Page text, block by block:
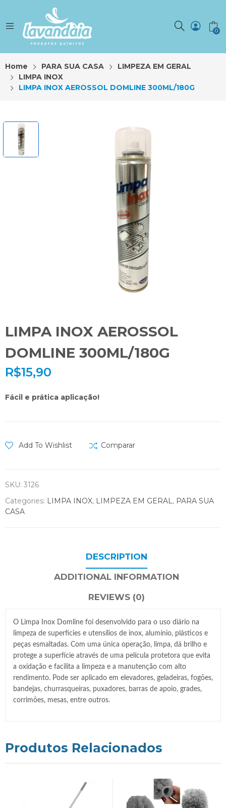
0
Home PARA SUA CASA
LIMPEZA EM GERAL
LIMPA INOX
LIMPA INOX AEROSSOL DOMLINE 300ML/180G
LIMPA INOX AEROSSOL
DOMLINE 300ML/180G
R$15,90
Fácil e prática aplicação!
Add To Wishlist Comparar
SKU: 3126
Categories: LIMPA INOX, LIMPEZA EM GERAL, PARA SUA
CASA
DESCRIPTION
ADDITIONAL INFORMATION
REVIEWS (0)
O Limpa Inox Domline foi desenvolvido para o uso diário na
limpeza de superfícies e utensílios de inox, alumínio, plásticos e
peças esmaltadas. Com uma única operação, limpa, dá brilho e
protege a superfície através de uma película protetora que evita
a oxidação e facilita a limpeza e a manutenção com alto
rendimento. Pode ser aplicado em elevadores, geladeiras, fogões,
bandejas, churrasqueiras, puxadores, barras de apoio, grades,
corrimões, mesas, entre outros.
Produtos Relacionados